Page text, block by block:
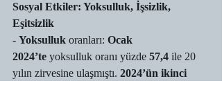
Sosyal Etkiler: Yoksulluk, İşsizlik,
Eşitsizlik
- Yoksulluk oranları: Ocak
2024’te yoksulluk oranı yüzde 57,4 ile 20
yılın zirvesine ulaşmıştı. 2024’ün ikinci